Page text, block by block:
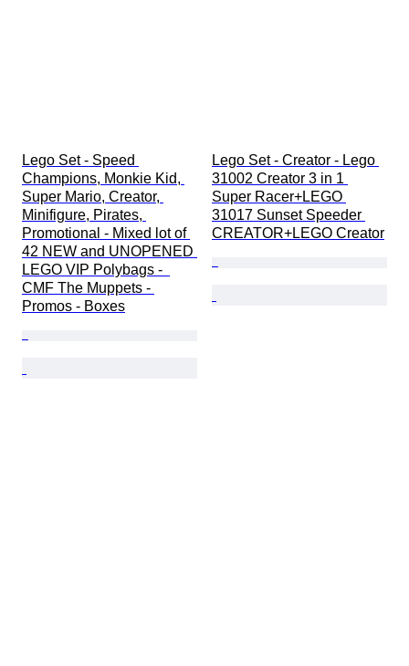
Lego Set - Speed
Champions, Monkie Kid,
Super Mario, Creator,
Minifigure, Pirates,
Promotional - Mixed lot of
42 NEW and UNOPENED
LEGO VIP Polybags -
CMF The Muppets -
Promos - Boxes
Lego Set - Creator - Lego
31002 Creator 3 in 1
Super Racer+LEGO
31017 Sunset Speeder
CREATOR+LEGO Creator